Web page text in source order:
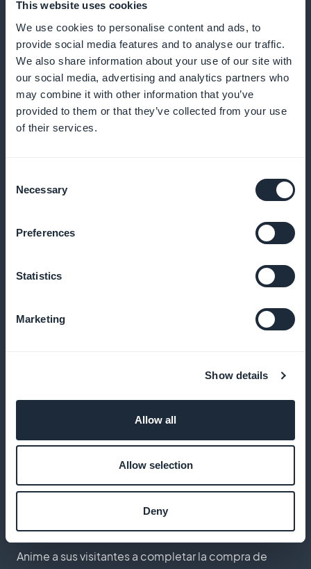
This website uses cookies
We use cookies to personalise content and ads, to
provide social media features and to analyse our traffic.
We also share information about your use of our site with
our social media, advertising and analytics partners who
may combine it with other information that you’ve
provided to them or that they’ve collected from your use
of their services.
Selection
Necessary
Preferences
Statistics
Marketing
Show details
Allow all
Allow selection
Deny
Compra exprés en un clic
Active la compra directa desde la lista de sus obras
para simplificar la navegación
Informe a sus abonados en cuanto una nueva obra
Descuentos personalizados
Ofrecer descuentos específicos según usuario, obra
Aplicación 100% de marca blanca
Relanzamiento de la cesta abandonada
Anime a sus visitantes a completar la compra de